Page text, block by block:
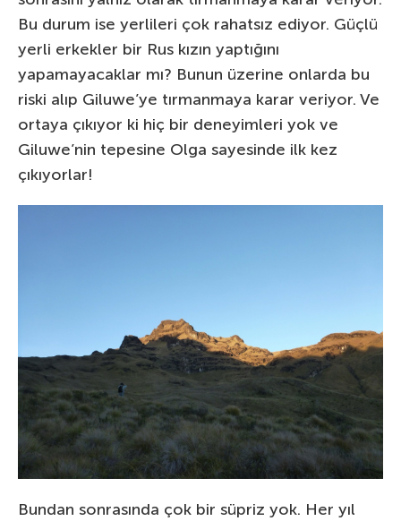
Bu durum ise yerlileri çok rahatsız ediyor. Güçlü
yerli erkekler bir Rus kızın yaptığını
yapamayacaklar mı? Bunun üzerine onlarda bu
riski alıp Giluwe’ye tırmanmaya karar veriyor. Ve
ortaya çıkıyor ki hiç bir deneyimleri yok ve
Giluwe’nin tepesine Olga sayesinde ilk kez
çıkıyorlar!
Bundan sonrasında çok bir süpriz yok. Her yıl